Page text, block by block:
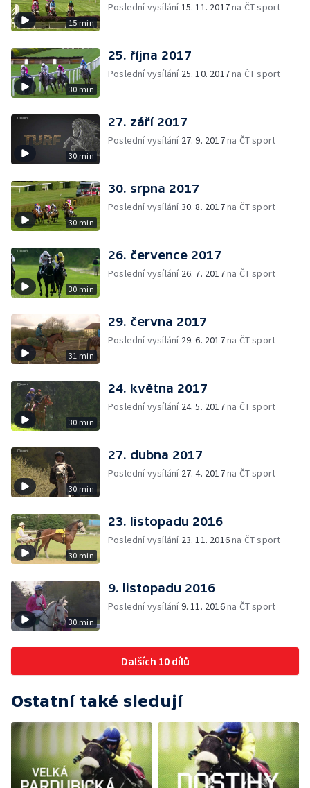
15 min
Poslední vysílání15. 11. 2017na ČT sport
30 min
25. října 2017
Poslední vysílání 25. 10. 2017na ČT sport
30 min
27. září 2017
Poslední vysílání 27. 9. 2017na ČT sport
30 min
30. srpna 2017
Poslední vysílání30. 8. 2017na ČT sport
30 min
26. července 2017
Poslední vysílání 26. 7. 2017na ČT sport
31 min
29. června 2017
Poslední vysílání 29. 6. 2017na ČT sport
30 min
24. května 2017
Poslední vysílání 24. 5. 2017na ČT sport
30 min
27. dubna 2017
Poslední vysílání 27. 4. 2017na ČT sport
30 min
23. listopadu 2016
Poslední vysílání 23. 11. 2016na ČT sport
30 min
9. listopadu 2016
Poslední vysílání9. 11. 2016na ČT sport
Dalších 10 dílů
Ostatní také sledují